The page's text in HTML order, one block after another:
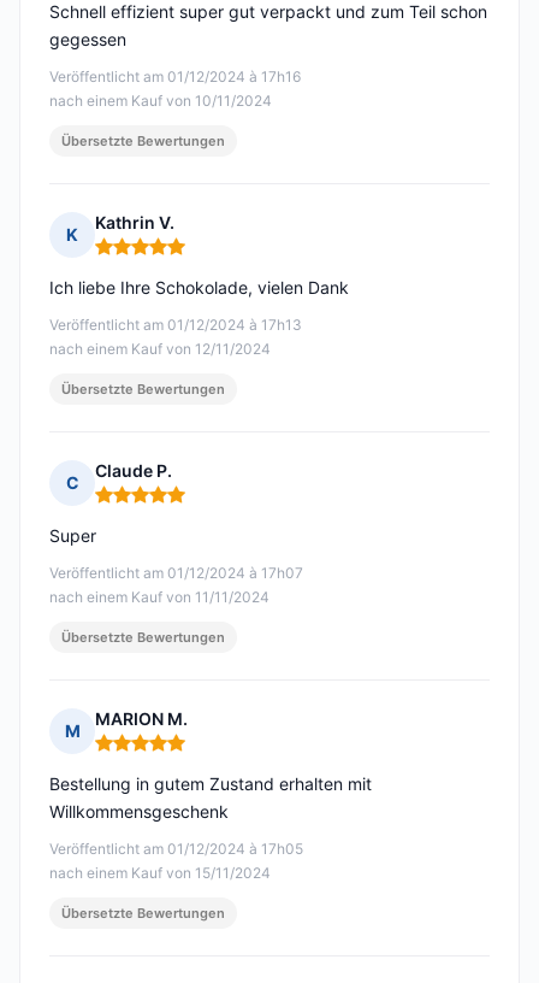
Veröffentlicht am 01/12/2024 à 17h16
nach einem Kauf von 10/11/2024
Schnell effizient super gut verpackt und zum Teil schon
gegessen
Übersetzte Bewertungen
K
Kathrin V.
Hinweis: 5 von 5
Veröffentlicht am 01/12/2024 à 17h13
nach einem Kauf von 12/11/2024
Ich liebe Ihre Schokolade, vielen Dank
Übersetzte Bewertungen
C
Claude P.
Hinweis: 5 von 5
Veröffentlicht am 01/12/2024 à 17h07
nach einem Kauf von 11/11/2024
Super
Übersetzte Bewertungen
M
MARION M.
Hinweis: 5 von 5
Veröffentlicht am 01/12/2024 à 17h05
nach einem Kauf von 15/11/2024
Bestellung in gutem Zustand erhalten mit
Willkommensgeschenk
Übersetzte Bewertungen